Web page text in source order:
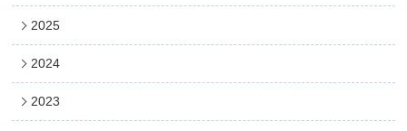
2025
2024
2023